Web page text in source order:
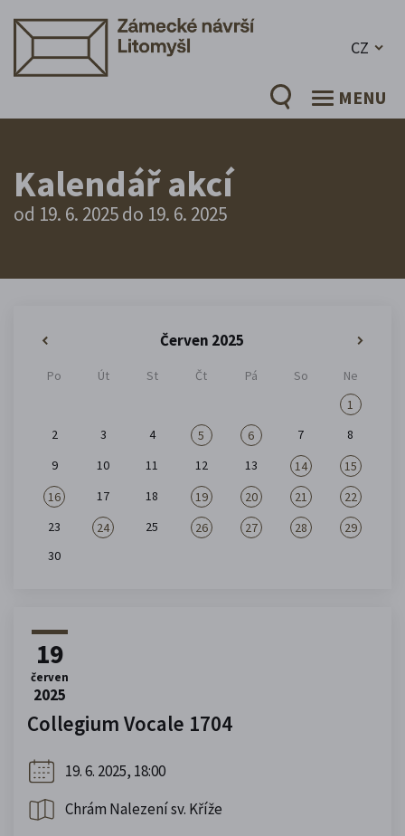
CZ
MENU
Kalendář akcí
od 19. 6. 2025 do 19. 6. 2025
Červen 2025
Po Út St Čt Pá So
Ne
1
2
3 4 5 6 7
8
9
10 11 12 13 14
15
16
17 18 19 20 21
22
23
24 25 26 27 28
29
30
19
červen
2025
Collegium Vocale 1704
19. 6. 2025, 18:00
Chrám Nalezení sv. Kříže